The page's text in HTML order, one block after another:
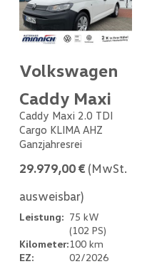
Volkswagen
Caddy Maxi
Caddy Maxi 2.0 TDI
Cargo KLIMA AHZ
Ganzjahresrei
29.979,00 € (MwSt.
ausweisbar)
Leistung: 75 kW
(102 PS)
Kilometer:100 km
EZ:
02/2026